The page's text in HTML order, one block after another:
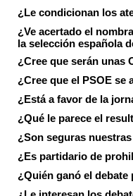
¿Le condicionan los
¿Ve acertado el
la selección española
¿Cree que serán unas
¿Cree que el PSOE
¿Está a favor de la
¿Qué le parece el
¿Son seguras
¿Es partidario de
¿Quién ganó el